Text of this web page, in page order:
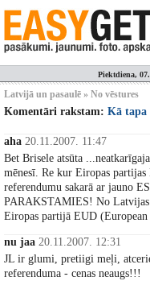
Piektdiena,
Latvijā un pasaulē » No vēstures
Komentāri rakstam: Kā
aha 20.11.2007. 11:47
Bet Brisele atsūta
mēnesī. Re kur Eiropas
referendumu sakarā ar jauno
PARAKSTAMIES! No
Eiropas partijā EUD
nu jaa 20.11.2007. 12:31
JL ir glumi, pretiigi meļi,
referenduma - cenas neaugs!!!